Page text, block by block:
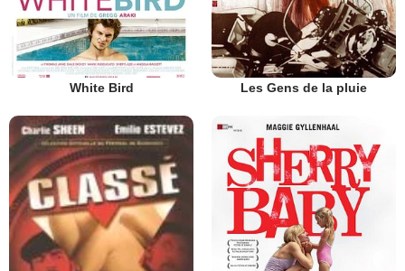
White Bird Les Gens de la pluie